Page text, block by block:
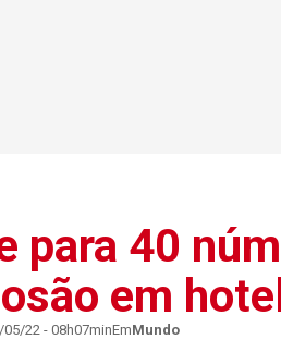
para 40
em
05/22 - 08h07minEmMundo